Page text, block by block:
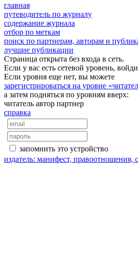
главная
путеводитель по журналу
содержание журнала
отбор по меткам
поиск по партнерам, авторам и
лучшие публикации
Страница открыта без входа в сеть.
Если у вас есть сетевой уровень,
Если уровня еще нет, вы можете
зарегистрироваться на уровне
а затем подняться по уровням вверх:
читатель автор партнер
справка
запомнить это устройство
издатель: манифест, правоотношения,